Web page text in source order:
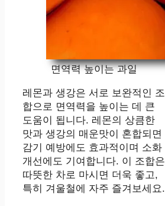
면역력 높이는 과일
레몬과 생강은 서로 보완적인 조
합으로 면역력을 높이는 데 큰
도움이 됩니다. 레몬의 상큼한
맛과 생강의 매운맛이 혼합되면
감기 예방에도 효과적이며 소화
개선에도 기여합니다. 이 조합은
따뜻한 차로 마시면 더욱 좋고,
특히 겨울철에 자주 즐겨보세요.